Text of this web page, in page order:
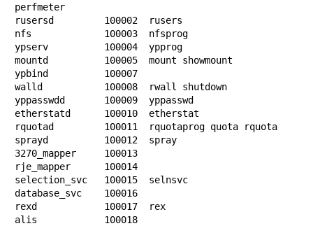
perfmeter
rusersd         100002  rusers
nfs             100003  nfsprog
ypserv          100004  ypprog
mountd          100005  mount showmount
ypbind          100007
walld           100008  rwall shutdown
yppasswdd       100009  yppasswd
etherstatd      100010  etherstat
rquotad         100011  rquotaprog quota rquota
sprayd          100012  spray
3270_mapper     100013
rje_mapper      100014
selection_svc   100015  selnsvc
database_svc    100016
rexd            100017  rex
alis            100018